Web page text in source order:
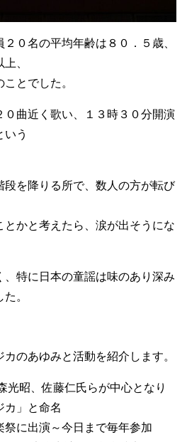
０名の平均年齢は８０．５歳、
、
とでした。
０曲近く歌い、１３時３０分開演
いう
段を降りる所で、数人の方が転び
かと考えたら、涙が出そうにな
特に日本の童謡は味のあり深み
。
のあゆみと活動を紹介します。
光昭、佐藤仁氏らが中心となり
カ」と命名
に出演～今日まで毎年参加